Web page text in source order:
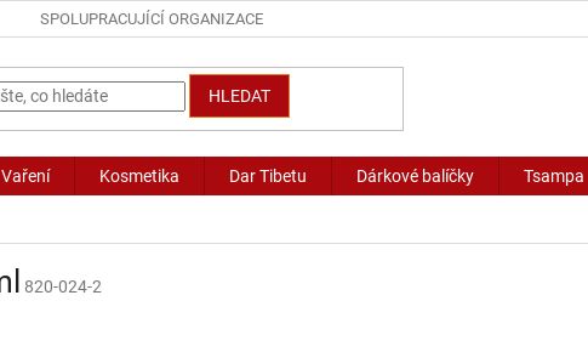
SPOLUPRACUJÍCÍ ORGANIZACE
HLEDAT
Vaření Kosmetika Dar Tibetu Dárkové balíčky Tsampa
820-024-2